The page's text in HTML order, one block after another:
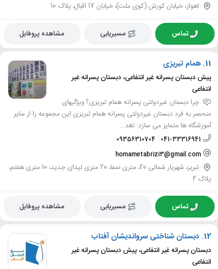
اهواز، خیابان کورش (کوی ملت)، خیابان 17 اقبال، پلاک 10
تماس مسیریابی مشاهده پروفایل
11. همام تبریزی
پیش دبستان پسرانه غیر انتفاعی، دبستان پسرانه غیر
انتفاعی
چرا دبستان غیردولتی پسرانه همام تبریزی؟ ویژگیهای
منحصر به فرد دبستان غیردولتی پسرانه همام تبریزی این مجموعه را از سایر
آموزشگاه ها متمایز می سازد: تعد...
041-33316941
09356310704
homametabrizi3@gmail.com
تبریز، شهریار شمالی 20، متری صفا، 20 متری لیدای جدید، 10 متری هفتم،
پلاک 2
تماس مسیریابی مشاهده پروفایل
12. دبستان شناختی سرواندیشان آفتاب
دبستان پسرانه غیر انتفاعی، پیش دبستان پسرانه غیر
انتفاعی